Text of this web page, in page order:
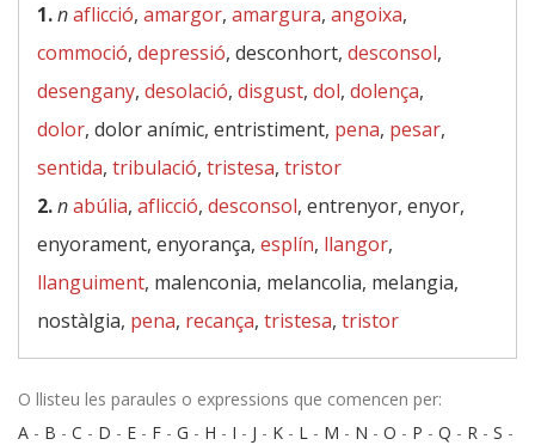
1.naflicció, amargor, amargura, angoixa,
commoció, depressió, desconhort, desconsol,
desengany, desolació, disgust, dol, dolença,
dolor, dolor anímic, entristiment, pena, pesar,
sentida, tribulació, tristesa, tristor
2.nabúlia, aflicció, desconsol, entrenyor, enyor,
enyorament, enyorança, esplín, llangor,
llanguiment, malenconia, melancolia, melangia,
nostàlgia, pena, recança, tristesa, tristor
O llisteu les paraules o expressions que comencen per:
A - B - C - D - E - F - G - H - I - J - K - L - M - N - O - P - Q - R - S -